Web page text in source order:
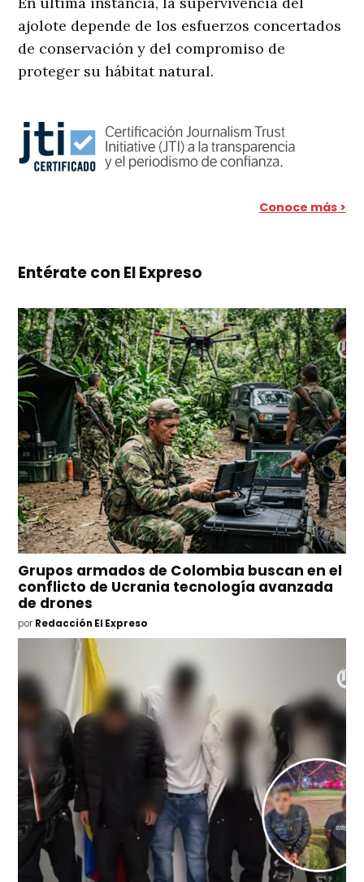
ajolote depende de los esfuerzos concertados
de conservación y del compromiso de
proteger su hábitat natural.
Conoce más >
Entérate con El Expreso
Grupos armados de Colombia buscan en el
conflicto de Ucrania tecnología avanzada
de drones
por Redacción El Expreso